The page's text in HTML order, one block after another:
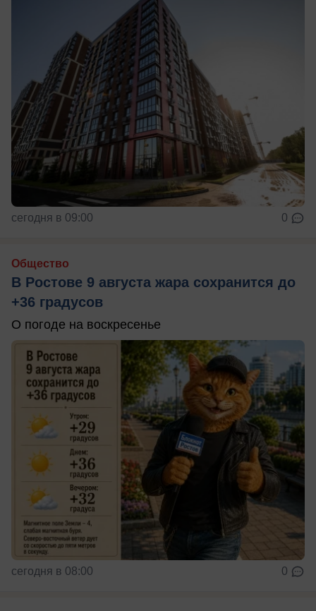
сегодня в 09:00 0
Общество
В Ростове 9 августа жара сохранится до
+36 градусов
О погоде на воскресенье
сегодня в 08:00 0